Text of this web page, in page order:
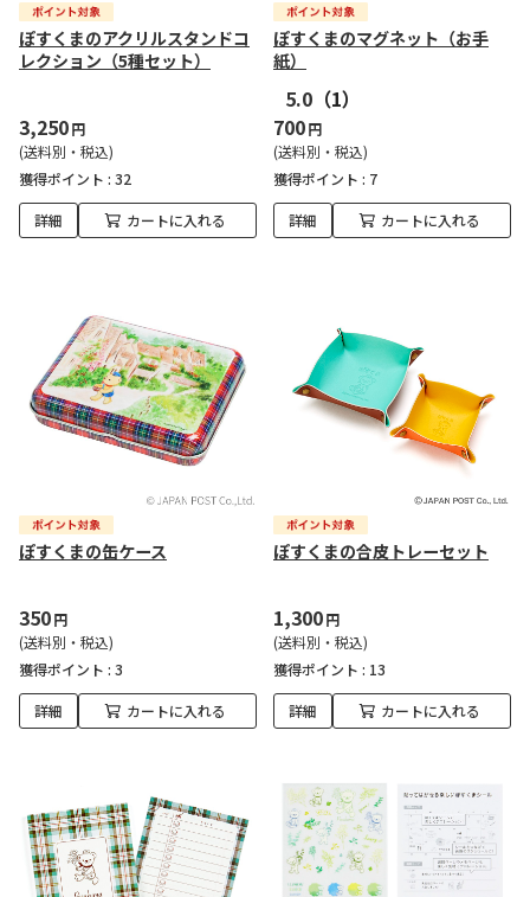
ぽすくまのアクリルスタンドコ
レクション（5種セット）
3,250円
(送料別・税込)
獲得ポイント : 32
詳細 カートに入れる
ぽすくまのマグネット（お手
紙）
5.0 （1）
700円
(送料別・税込)
獲得ポイント : 7
詳細 カートに入れる
ぽすくまの缶ケース
350円
(送料別・税込)
獲得ポイント : 3
詳細 カートに入れる
ぽすくまの合皮トレーセット
1,300円
(送料別・税込)
獲得ポイント : 13
詳細 カートに入れる